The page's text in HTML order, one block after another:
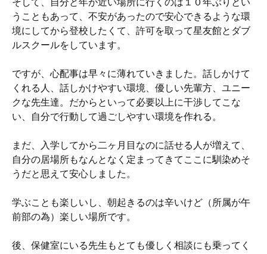
そして、自分と年が近い場所に行くのは１０年ぶりとい
うこともあって、不安があったので安心できるような環
境にしてから登校したくて、許可を取って星友館とダブ
ルスクールをしています。
ですが、心配事は早々に薄れていきました。話しかけて
くれる人、話しかけやすい環境、優しい先輩方、ユニー
クな先生達。だからといって必要以上に干渉してこな
い、自分で行動して過ごしやすい環境を作れる。
まだ、入学してから二ヶ月目なのに話せる人が増えて、
自分の居場所もなんとなく定まってきてここに馴染めそ
うだと思えて安心しました。
学ぶことも楽しいし、朝起きるのは辛いけど（所属が午
前部の為）楽しい場所です。
後、保健室にいる先生もとても優しく相談にも乗ってく